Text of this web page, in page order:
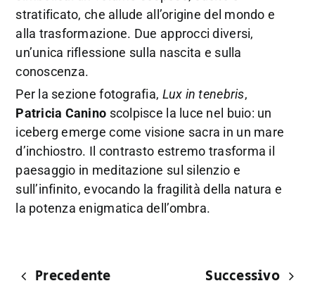
stratificato, che allude all’origine del mondo e
alla trasformazione. Due approcci diversi,
un’unica riflessione sulla nascita e sulla
conoscenza.
Per la sezione fotografia, Lux in tenebris,
Patricia Canino scolpisce la luce nel buio: un
iceberg emerge come visione sacra in un mare
d’inchiostro. Il contrasto estremo trasforma il
paesaggio in meditazione sul silenzio e
sull’infinito, evocando la fragilità della natura e
la potenza enigmatica dell’ombra.
Precedente Successivo